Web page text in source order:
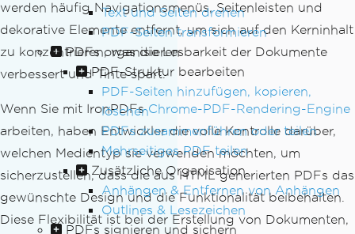
Text und Seiten drehen
PDF-Seiten transformieren
PDFs organisieren
PDF-Struktur bearbeiten
PDF-Seiten hinzufügen, kopieren,
löschen
PDFs zusammenführen oder teilen
Mehrseitiges PDF teilen
Zusätzliche Organisation
Anhängen & Entfernen von Anhängen
Outlines & Lesezeichen
PDFs signieren und sichern
werden häufig Navigationsmenüs, Seitenleisten und
dekorative Elemente entfernt, um sich auf den Kerninhalt
zu konzentrieren, was die Lesbarkeit der Dokumente
verbessert und Tinte spart.
Wenn Sie mit IronPDFsChrome-PDF-Rendering-Engine
arbeiten, haben Entwickler die volle Kontrolle darüber,
welchen Medientyp sie verwenden möchten, um
sicherzustellen, dass die aus HTML generierten PDFs das
gewünschte Design und die Funktionalität beibehalten.
Diese Flexibilität ist bei der Erstellung von Dokumenten,